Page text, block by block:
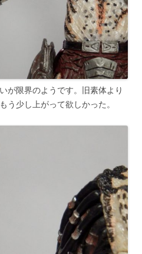
が限界のようです。旧素体より
う少し上がって欲しかった。